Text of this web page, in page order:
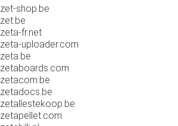
zet-shop.be
zet.be
zeta-fr.net
zeta-uploader.com
zeta.be
zetaboards.com
zetacom.be
zetadocs.be
zetallestekoop.be
zetapellet.com